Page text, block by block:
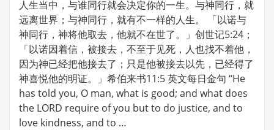
人生当中，与谁同行就会决定你的一生。与神同行，就
远离世界；与神同行，就有不一样的人生。 「以诺与
神同行，神将他取去，他就不在世了。」创世记5:24；
「以诺因着信，被接去，不至于见死，人也找不着他，
因为神已经把他接去了；只是他被接去以先，已经得了
神喜悦他的明证。」希伯来书11:5 英文每日金句 “He
has told you, O man, what is good; and what does
the LORD require of you but to do justice, and to
love kindness, and to …